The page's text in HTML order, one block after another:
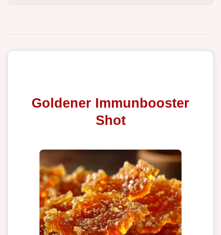
Goldener Immunbooster
Shot